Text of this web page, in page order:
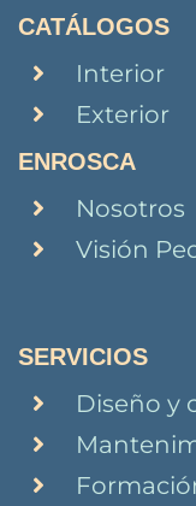
CATÁLOGOS
Interior
Exterior
ENROSCA
Nosotros
Visión
SERVICIOS
Diseño y